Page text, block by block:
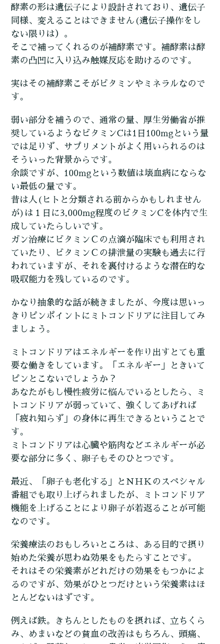
酵素の形は遺伝子により設計されており、遺伝子
同様、変えることはできません(遺伝子操作をし
ない限りは）。
そこで補ってくれるのが補酵素です。補酵素は酵
素の凸凹に入り込み触媒反応を助けるのです。
実はその補酵素こそがビタミンやミネラルなので
す。
弱い部分を補うので、通常の量、厚生労働省が推
奨しているようなビタミンCは1日100mgという量
では足りず、サプリメントがよく用いられるのは
そういった背景からです。
余談ですが、100mgという数値は壊血病にならな
い最低の量です。
昔は人(ヒトと分類される前からかもしれません
が)は１日に3,000mg程度のビタミンCを体内で生
成していたらしいです。
ガン治療にビタミンＣの点滴が臨床でも利用され
ていたり、ビタミンＣの排泄量の実験も過去に行
われていますが、それを裏付けるような潜在的な
吸収能力を残しているのです。
かなり抽象的な話が続きましたが、今度は思いっ
きりピンポイントにミトコンドリアに注目してみ
ましょう。
ミトコンドリアはエネルギーを作り出すとても重
要な働きをしています。「エネルギー」ときいて
ピンとこないでしょうか？
あなたがもし慢性疲労に悩んでいるとしたら、ミ
トコンドリアが弱っていて、強くしてあげれば
「疲れ知らず」の身体に再生できるということで
す。
ミトコンドリアは心臓や筋肉などエネルギーが必
要な部分に多く、卵子もそのひとつです。
最近、「卵子も老化する」とＮＨＫのスペシャル
番組でも取り上げられましたが、ミトコンドリア
機能を上げることにより卵子が若返ることが可能
なのです。
栄養療法のおもしろいところは、ある目的で摂り
始めた栄養が思わぬ効果をもたらすことです。
それはその栄養素がどれだけの効果をもつかによ
るのですが、効果がひとつだけという栄養素はほ
とんどないはずです。
例えば鉄。きちんとしたものを摂れば、立ちくら
み、めまいなどの貧血の改善はもちろん、頭痛、